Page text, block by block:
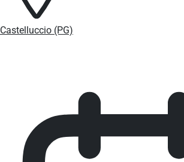
Castelluccio (PG)